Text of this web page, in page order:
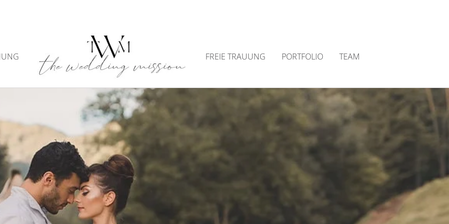
FREIE TRAUUNG PORTFOLIO TEAM